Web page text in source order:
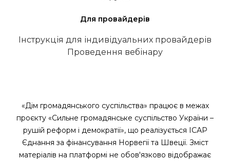
Для провайдерів
Інструкція для індивідуальних провайдерів
Проведення вебінару
«Дім громадянського суспільства» працює в межах
проєкту «Сильне громадянське суспільство України –
рушій реформ і демократії», що реалізується ІСАР
Єднання за фінансування Норвегії та Швеції. Зміст
матеріалів на платформі не обов'язково відображає